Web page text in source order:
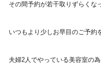
その間予約が若干取りずらくな
いつもより少しお早目のご予約
夫婦2人でやっている美容室の為